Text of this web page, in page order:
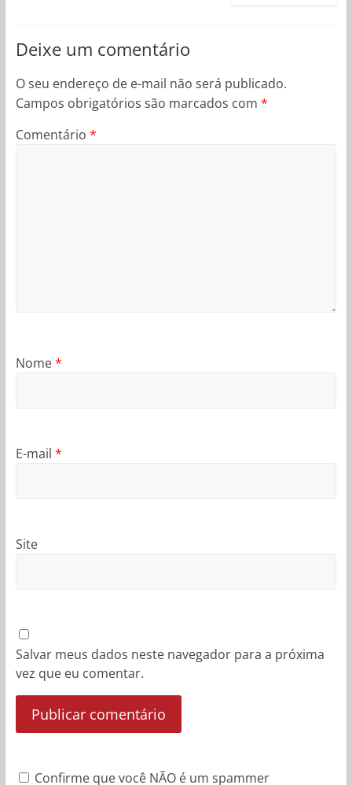
Deixe um comentário
O seu endereço de e-mail não será publicado.
Campos obrigatórios são marcados com *
Comentário *
Nome*
E-mail *
Site
Salvar meus dados neste navegador para a próxima
vez que eu comentar.
Confirme que você NÃO é um spammer